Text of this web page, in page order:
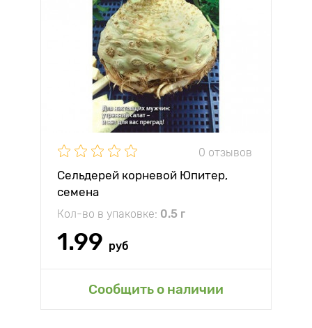
0 отзывов
Сельдерей корневой Юпитер,
семена
Кол-во в упаковке: 0.5 г
1.99 руб
Сообщить о наличии